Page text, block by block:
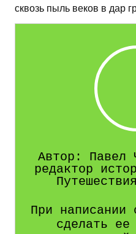
сквозь пыль веков в дар
Автор: Павел
редактор
При написании
сделать ее